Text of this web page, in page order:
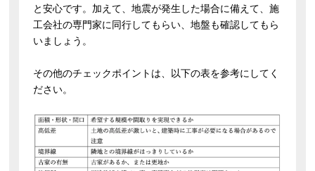
と安心です。加えて、地震が発生した場合に備えて、施
工会社の専門家に同行してもらい、地盤も確認してもら
いましょう。
その他のチェックポイントは、以下の表を参考にしてく
ださい。